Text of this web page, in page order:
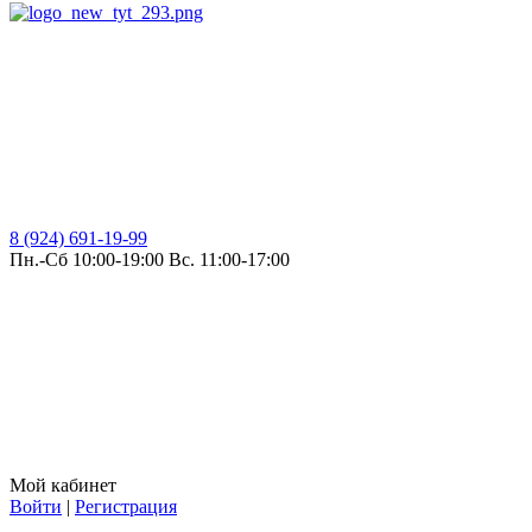
8 (924) 691-19-99
Пн.-Сб 10:00-19:00 Вс. 11:00-17:00
Мой кабинет
Войти | Регистрация